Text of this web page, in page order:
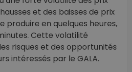
et des baisses de prix
produire en quelques heures,
Cette volatilité
risques et des opportunités
intéressés par le GALA.